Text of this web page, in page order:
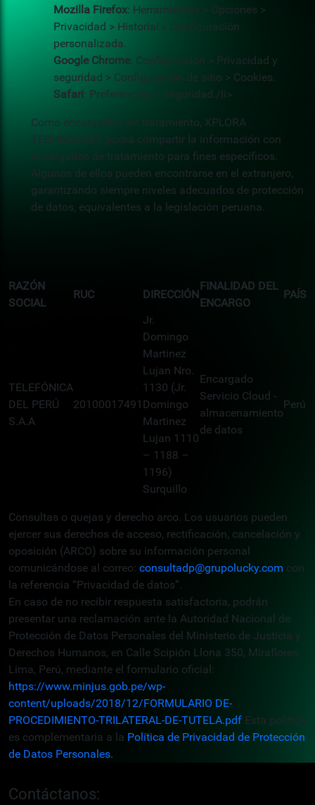
Mozilla Firefox: Herramientas > Opciones >
Privacidad > Historial > Configuración
personalizada.
Google Chrome: Configuración > Privacidad y
seguridad > Configuración de sitio > Cookies.
Safari: Preferencias > Seguridad./li>
Como encargados del tratamiento, XPLORA
TECHNOLOGY podrá compartir la información con
encargados de tratamiento para fines específicos.
Algunos de ellos pueden encontrarse en el extranjero,
garantizando siempre niveles adecuados de protección
de datos, equivalentes a la legislación peruana.
RAZÓN
SOCIAL
RUC DIRECCIÓN
FINALIDAD DEL
ENCARGO
PAÍS
TELEFÓNICA
DEL PERÚ
S.A.A
20100017491
Jr.
Domingo
Martinez
Lujan Nro.
1130 (Jr.
Domingo
Martinez
Lujan 1110
– 1188 –
1196)
Surquillo
Encargado
Servicio Cloud -
almacenamiento
de datos
Perú
Consultas o quejas y derecho arco. Los usuarios pueden
ejercer sus derechos de acceso, rectificación, cancelación y
oposición (ARCO) sobre su información personal
comunicándose al correo: consultadp@grupolucky.com con
la referencia “Privacidad de datos”.
En caso de no recibir respuesta satisfactoria, podrán
presentar una reclamación ante la Autoridad Nacional de
Protección de Datos Personales del Ministerio de Justicia y
Derechos Humanos, en Calle Scipión Llona 350, Miraflores,
Lima, Perú, mediante el formulario oficial:
https://www.minjus.gob.pe/wp-
content/uploads/2018/12/FORMULARIO DE-
PROCEDIMIENTO-TRILATERAL-DE-TUTELA.pdf Esta política
es complementaria a la Política de Privacidad de Protección
de Datos Personales.
Contáctanos: